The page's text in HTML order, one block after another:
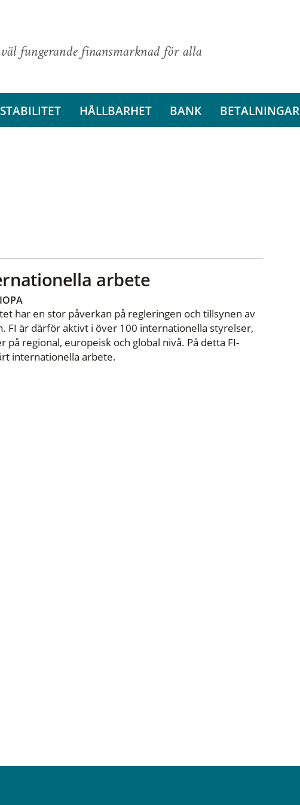
fungerande finansmarknad för alla
STABILITET HÅLLBARHET BANK BETALNINGAR
arbete
har en stor påverkan på regleringen och tillsynen av
FI är därför aktivt i över 100 internationella styrelser,
regional, europeisk och global nivå. På detta FI-
internationella arbete.